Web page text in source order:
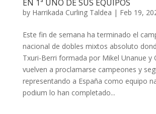
EN 1ª UNO DE SUS EQUIPOS
by Harrikada Curling Taldea | Feb 19,
Este fin de semana ha terminado el
nacional de dobles mixtos absoluto
Txuri-Berri formada por Mikel Unanue y
vuelven a proclamarse campeones y
representando a España como equipo
podium lo han completado...